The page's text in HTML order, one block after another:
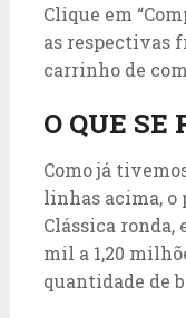
Clique em
as respectivas
carrinho de
O QUE SE
Como já
linhas acima, o
Clássica ronda,
mil a 1,20
quantidade de